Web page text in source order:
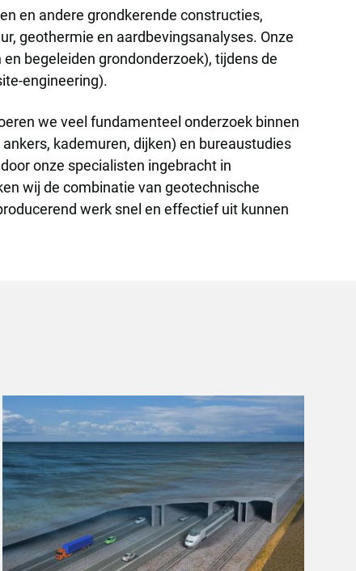
en andere grondkerende constructies,
geothermie en aardbevingsanalyses. Onze
begeleiden grondonderzoek), tijdens de
engineering).
we veel fundamenteel onderzoek binnen
kademuren, dijken) en bureaustudies
onze specialisten ingebracht in
wij de combinatie van geotechnische
werk snel en effectief uit kunnen